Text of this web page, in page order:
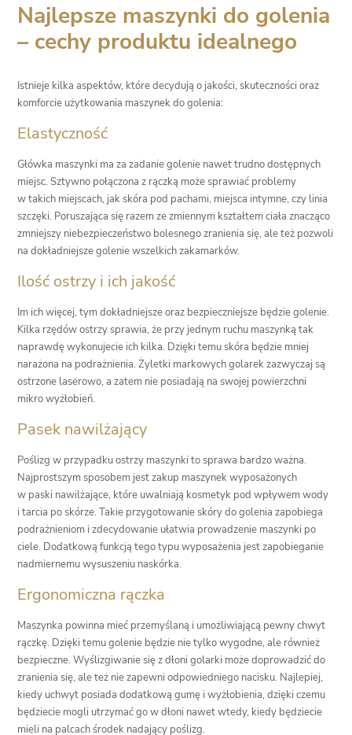
Najlepsze maszynki do golenia
– cechy produktu idealnego
Istnieje kilka aspektów, które decydują o jakości, skuteczności oraz
komforcie użytkowania maszynek do golenia:
Elastyczność
Główka maszynki ma za zadanie golenie nawet trudno dostępnych
miejsc. Sztywno połączona z rączką może sprawiać problemy
w takich miejscach, jak skóra pod pachami, miejsca intymne, czy linia
szczęki. Poruszająca się razem ze zmiennym kształtem ciała znacząco
zmniejszy niebezpieczeństwo bolesnego zranienia się, ale też pozwoli
na dokładniejsze golenie wszelkich zakamarków.
Ilość ostrzy i ich jakość
Im ich więcej, tym dokładniejsze oraz bezpieczniejsze będzie golenie.
Kilka rzędów ostrzy sprawia, że przy jednym ruchu maszynką tak
naprawdę wykonujecie ich kilka. Dzięki temu skóra będzie mniej
narażona na podrażnienia. Żyletki markowych golarek zazwyczaj są
ostrzone laserowo, a zatem nie posiadają na swojej powierzchni
mikro wyżłobień.
Pasek nawilżający
Poślizg w przypadku ostrzy maszynki to sprawa bardzo ważna.
Najprostszym sposobem jest zakup maszynek wyposażonych
w paski nawilżające, które uwalniają kosmetyk pod wpływem wody
i tarcia po skórze. Takie przygotowanie skóry do golenia zapobiega
podrażnieniom i zdecydowanie ułatwia prowadzenie maszynki po
ciele. Dodatkową funkcją tego typu wyposażenia jest zapobieganie
nadmiernemu wysuszeniu naskórka.
Ergonomiczna rączka
Maszynka powinna mieć przemyślaną i umożliwiającą pewny chwyt
rączkę. Dzięki temu golenie będzie nie tylko wygodne, ale również
bezpieczne. Wyślizgiwanie się z dłoni golarki może doprowadzić do
zranienia się, ale też nie zapewni odpowiedniego nacisku. Najlepiej,
kiedy uchwyt posiada dodatkową gumę i wyżłobienia, dzięki czemu
będziecie mogli utrzymać go w dłoni nawet wtedy, kiedy będziecie
mieli na palcach środek nadający poślizg.